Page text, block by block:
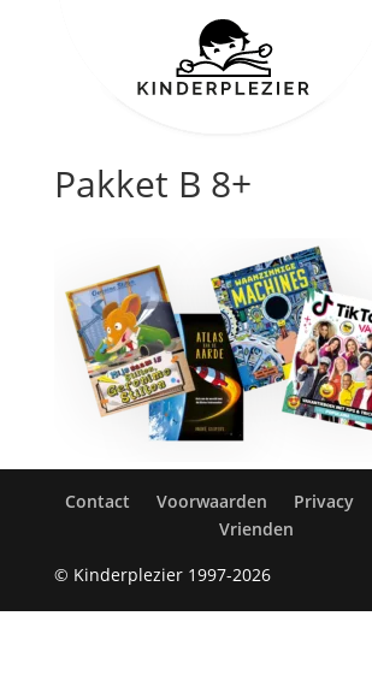
Pakket B 8+
Contact Voorwaarden Privacy
Vrienden
© Kinderplezier 1997-2026